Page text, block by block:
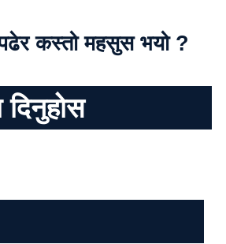
पढेर कस्तो महसुस भयो ?
दिनुहोस